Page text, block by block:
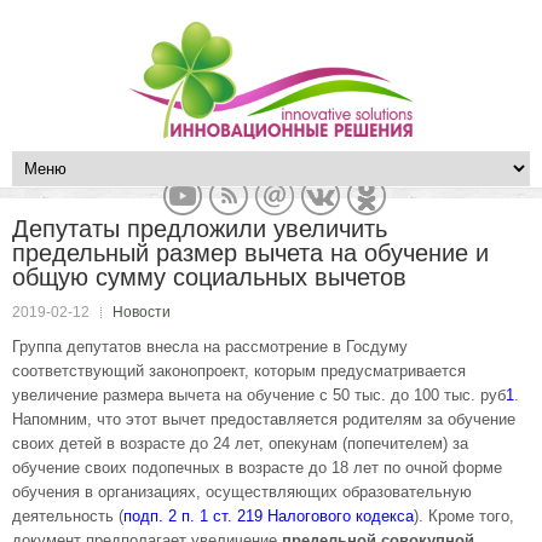
Депутаты предложили увеличить
предельный размер вычета на обучение и
общую сумму социальных вычетов
2019-02-12 Новости
Группа депутатов внесла на рассмотрение в Госдуму
соответствующий законопроект, которым предусматривается
увеличение размера вычета на обучение с 50 тыс. до 100 тыс. руб1.
Напомним, что этот вычет предоставляется родителям за обучение
своих детей в возрасте до 24 лет, опекунам (попечителем) за
обучение своих подопечных в возрасте до 18 лет по очной форме
обучения в организациях, осуществляющих образовательную
деятельность (подп. 2 п. 1 ст. 219 Налогового кодекса). Кроме того,